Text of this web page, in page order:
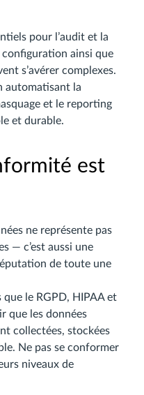
pour l’audit et la
configuration ainsi que
s’avérer complexes.
automatisant la
et le reporting
et durable.
est
ne représente pas
— c’est aussi une
de toute une
que le RGPD, HIPAA et
que les données
collectées, stockées
Ne pas se conformer
niveaux de